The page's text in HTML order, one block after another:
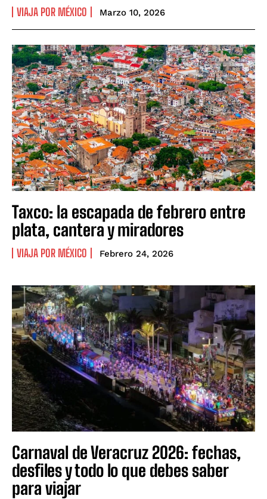
VIAJA POR MÉXICO Marzo 10, 2026
Taxco: la escapada de febrero entre
plata, cantera y miradores
VIAJA POR MÉXICO Febrero 24, 2026
Carnaval de Veracruz 2026: fechas,
desfiles y todo lo que debes saber
para viajar